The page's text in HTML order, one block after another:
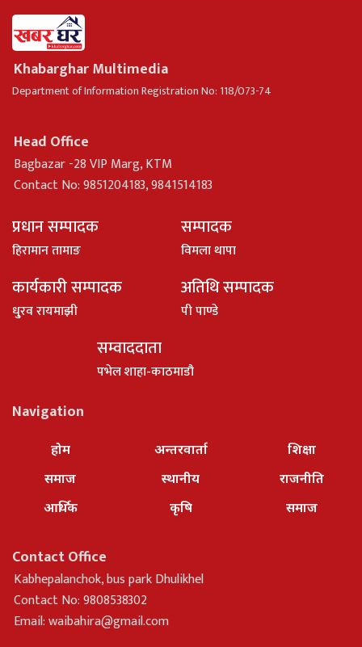
Khabarghar Multimedia
Department of Information Registration No: 118/073-74
Head Office
Bagbazar -28 VIP Marg, KTM
Contact No: 9851204183, 9841514183
प्रधान सम्पादक
हिरामान तामाङ
सम्पादक
विमला थापा
कार्यकारी सम्पादक
धु्रव रायमाझी
अतिथि सम्पादक
पी पाण्डे
सम्वाददाता
पभेल शाहा-काठमाडौ
Navigation
होम
समाज
आर्थिक
अन्तरवार्ता
स्थानीय
कृषि
शिक्षा
राजनीति
समाज
Contact Office
Kabhepalanchok, bus park Dhulikhel
Contact No: 9808538302
Email:waibahira@gmail.com